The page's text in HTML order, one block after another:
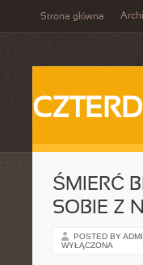
Strona główna
ŚMIERĆ
SOBIE Z
POSTED BY
WYŁĄCZONA